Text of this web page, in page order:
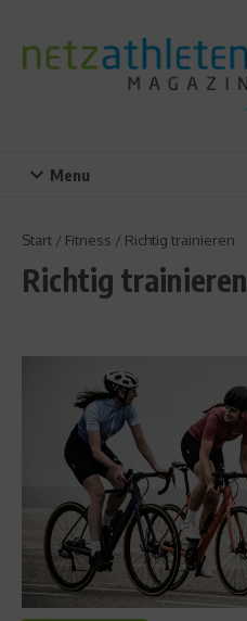
Menu
Start / Fitness / Richtig trainieren
Richtig trainieren